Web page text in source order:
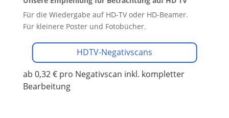
Für die Wiedergabe auf HD-TV oder HD-Beamer.
Für kleinere Poster und Fotobücher.
HDTV-Negativscans
ab 0,32 € pro Negativscan inkl. kompletter
Bearbeitung